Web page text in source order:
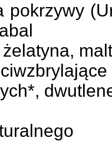
pokrzywy